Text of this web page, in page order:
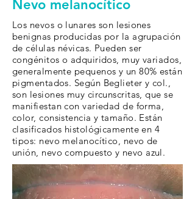
Nevo melanocítico
Los nevos o lunares son lesiones
benignas producidas por la agrupación
de células névicas. Pueden ser
congénitos o adquiridos, muy variados,
generalmente pequenos y un 80% están
pigmentados. Según Beglieter y col.,
son lesiones muy circunscritas, que se
manifiestan con variedad de forma,
color, consistencia y tamaño. Están
clasificados histológicamente en 4
tipos: nevo melanocítico, nevo de
unión, nevo compuesto y nevo azul.